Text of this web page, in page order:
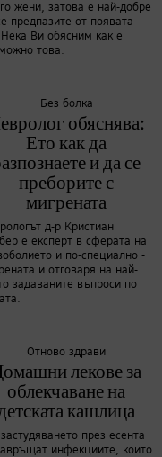
жени, затова е най-добре
предпазите от появата
Ви обясним как е
това.
Без болка
обяснява:
Ето как да
и да се
преборите с
мигрената
д-р Кристиан
е експерт в сферата на
и по-специално -
и отговаря на най-
задаваните въпроси по
Отново здрави
лекове за
облекчаване на
детската кашлица
през есента
инфекциите, които